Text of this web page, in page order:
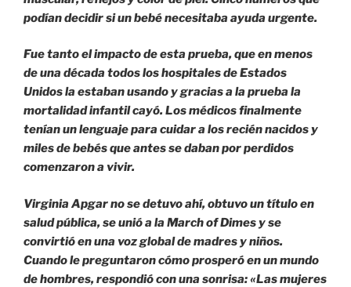
podían decidir si un bebé necesitaba ayuda urgente.
Fue tanto el impacto de esta prueba, que en menos
de una década todos los hospitales de Estados
Unidos la estaban usando y gracias a la prueba la
mortalidad infantil cayó. Los médicos finalmente
tenían un lenguaje para cuidar a los recién nacidos y
miles de bebés que antes se daban por perdidos
comenzaron a vivir.
Virginia Apgar no se detuvo ahí, obtuvo un título en
salud pública, se unió a la March of Dimes y se
convirtió en una voz global de madres y niños.
Cuando le preguntaron cómo prosperó en un mundo
de hombres, respondió con una sonrisa: «Las mujeres